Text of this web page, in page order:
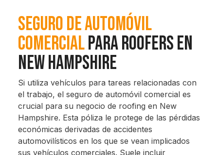
Seguro De Automóvil
ComercialPara Roofers En
New Hampshire
Si utiliza vehículos para tareas relacionadas con
el trabajo, el seguro de automóvil comercial es
crucial para su negocio de roofing en New
Hampshire. Esta póliza le protege de las pérdidas
económicas derivadas de accidentes
automovilísticos en los que se vean implicados
sus vehículos comerciales. Suele incluir